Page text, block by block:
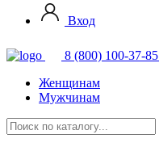
Вход
8 (800) 100-37-85
Женщинам
Мужчинам